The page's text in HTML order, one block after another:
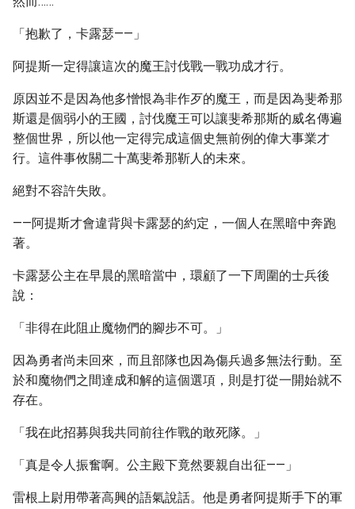
「抱歉了，卡露瑟——」
阿提斯一定得讓這次的魔王討伐戰一戰功成才行。
原因並不是因為他多憎恨為非作歹的魔王，而是因為斐希那
斯還是個弱小的王國，討伐魔王可以讓斐希那斯的威名傳遍
整個世界，所以他一定得完成這個史無前例的偉大事業才
行。這件事攸關二十萬斐希那靳人的未來。
絕對不容許失敗。
——阿提斯才會違背與卡露瑟的約定，一個人在黑暗中奔跑
著。
卡露瑟公主在早晨的黑暗當中，環顧了一下周圍的士兵後
說：
「非得在此阻止魔物們的腳步不可。」
因為勇者尚未回來，而且部隊也因為傷兵過多無法行動。至
於和魔物們之間達成和解的這個選項，則是打從一開始就不
存在。
「我在此招募與我共同前往作戰的敢死隊。」
「真是令人振奮啊。公主殿下竟然要親自出征——」
雷根上尉用帶著高興的語氣說話。他是勇者阿提斯手下的軍